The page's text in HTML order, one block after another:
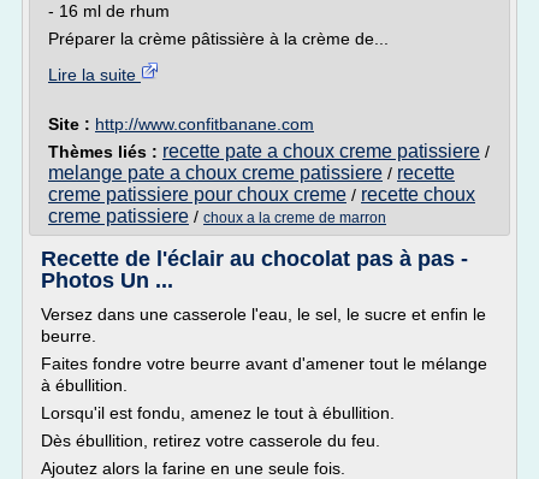
- 16 ml de rhum
Préparer la crème pâtissière à la crème de...
Lire la suite
Site : http://www.confitbanane.com
Thèmes liés : recette pate a choux creme patissiere /
melange pate a choux creme patissiere / recette
creme patissiere pour choux creme / recette choux
creme patissiere / choux a la creme de marron
Recette de l'éclair au chocolat pas à pas -
Photos Un ...
Versez dans une casserole l'eau, le sel, le sucre et enfin le
beurre.
Faites fondre votre beurre avant d'amener tout le mélange
à ébullition.
Lorsqu'il est fondu, amenez le tout à ébullition.
Dès ébullition, retirez votre casserole du feu.
Ajoutez alors la farine en une seule fois.